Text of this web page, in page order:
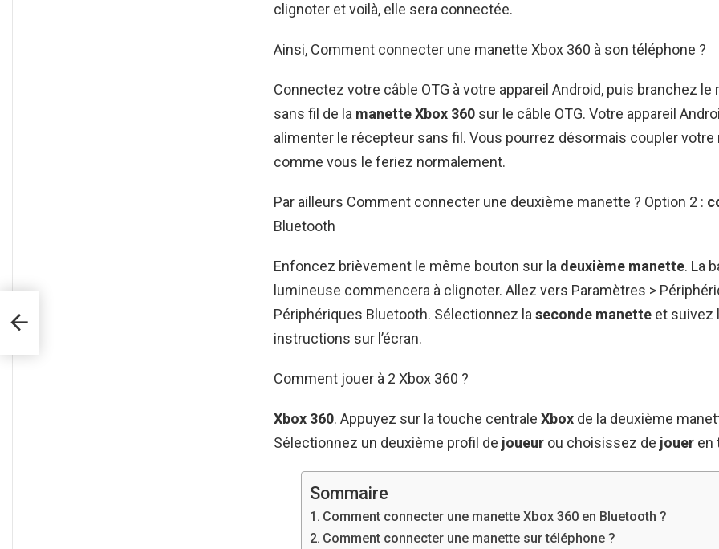
clignoter et voilà, elle sera connectée.
Ainsi, Comment connecter une manette Xbox 360 à son téléphone ?
Connectez votre câble OTG à votre appareil Android, puis branchez le
sans fil de la manette Xbox 360 sur le câble OTG. Votre appareil
alimenter le récepteur sans fil. Vous pourrez désormais coupler votre
comme vous le feriez normalement.
Par ailleurs Comment connecter une deuxième manette ? Option 2 :
Bluetooth
Enfoncez brièvement le même bouton sur la deuxième manette. La
lumineuse commencera à clignoter. Allez vers Paramètres >
Périphériques Bluetooth. Sélectionnez la seconde manette et suivez
instructions sur l’écran.
Comment jouer à 2 Xbox 360 ?
Xbox 360. Appuyez sur la touche centrale Xbox de la deuxième
Sélectionnez un deuxième profil de joueur ou choisissez de jouer en
Sommaire
Comment connecter une manette Xbox 360 en Bluetooth ?
Comment connecter une manette sur téléphone ?